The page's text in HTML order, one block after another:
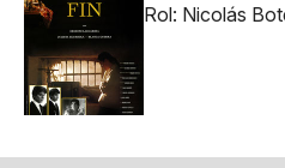
Rol: Nicolás